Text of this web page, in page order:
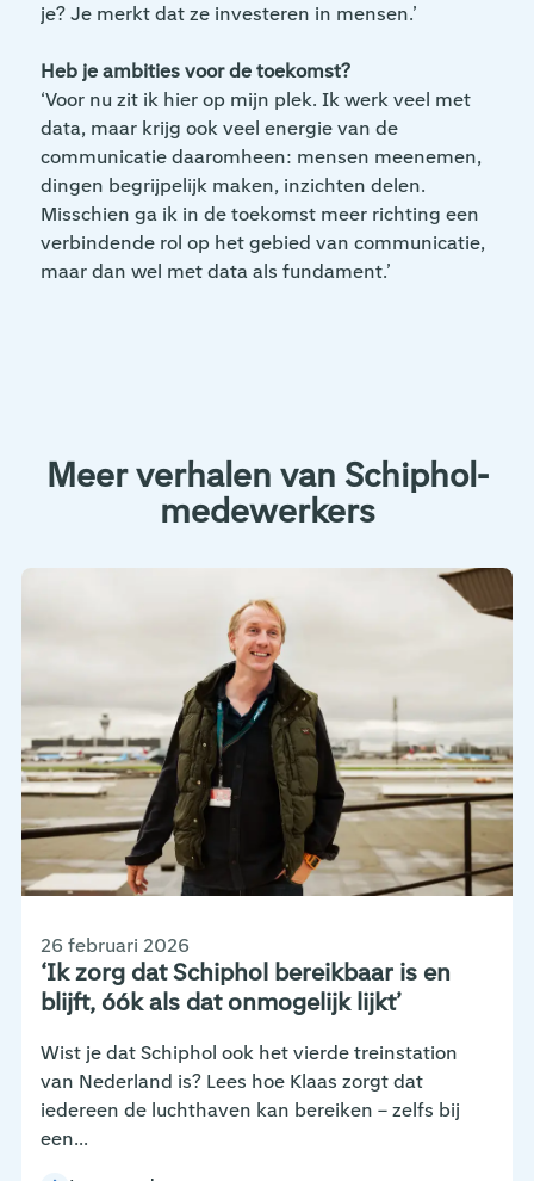
je? Je merkt dat ze investeren in mensen.’
Heb je ambities voor de toekomst?
‘Voor nu zit ik hier op mijn plek. Ik werk veel met
data, maar krijg ook veel energie van de
communicatie daaromheen: mensen meenemen,
dingen begrijpelijk maken, inzichten delen.
Misschien ga ik in de toekomst meer richting een
verbindende rol op het gebied van communicatie,
maar dan wel met data als fundament.’
Meer verhalen van Schiphol-
medewerkers
‘Ik zorg dat Schiphol bereikbaar is en
blijft, óók als dat onmogelijk lijkt’
26 februari 2026
Wist je dat Schiphol ook het vierde treinstation
van Nederland is? Lees hoe Klaas zorgt dat
iedereen de luchthaven kan bereiken – zelfs bij
een...